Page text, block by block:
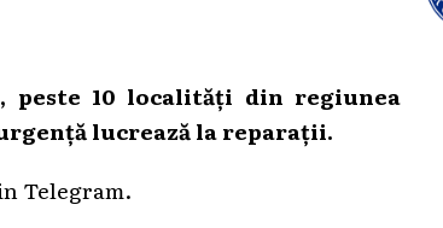
peste 10 localități din regiunea
lucrează la reparații.
Telegram.